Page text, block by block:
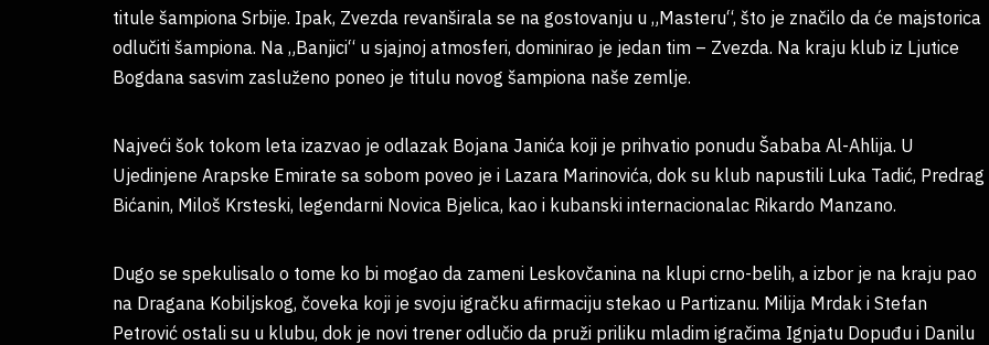
titule šampiona Srbije. Ipak, Zvezda revanširala se na gostovanju u „Masteru“, što je značilo da će majstorica
odlučiti šampiona. Na „Banjici“ u sjajnoj atmosferi, dominirao je jedan tim – Zvezda. Na kraju klub iz Ljutice
Bogdana sasvim zasluženo poneo je titulu novog šampiona naše zemlje.
Najveći šok tokom leta izazvao je odlazak Bojana Janića koji je prihvatio ponudu Šababa Al-Ahlija. U
Ujedinjene Arapske Emirate sa sobom poveo je i Lazara Marinovića, dok su klub napustili Luka Tadić, Predrag
Bićanin, Miloš Krsteski, legendarni Novica Bjelica, kao i kubanski internacionalac Rikardo Manzano.
Dugo se spekulisalo o tome ko bi mogao da zameni Leskovčanina na klupi crno-belih, a izbor je na kraju pao
na Dragana Kobiljskog, čoveka koji je svoju igračku afirmaciju stekao u Partizanu. Milija Mrdak i Stefan
Petrović ostali su u klubu, dok je novi trener odlučio da pruži priliku mladim igračima Ignjatu Dopuđu i Danilu